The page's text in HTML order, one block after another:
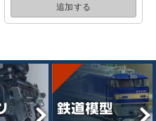
追加する